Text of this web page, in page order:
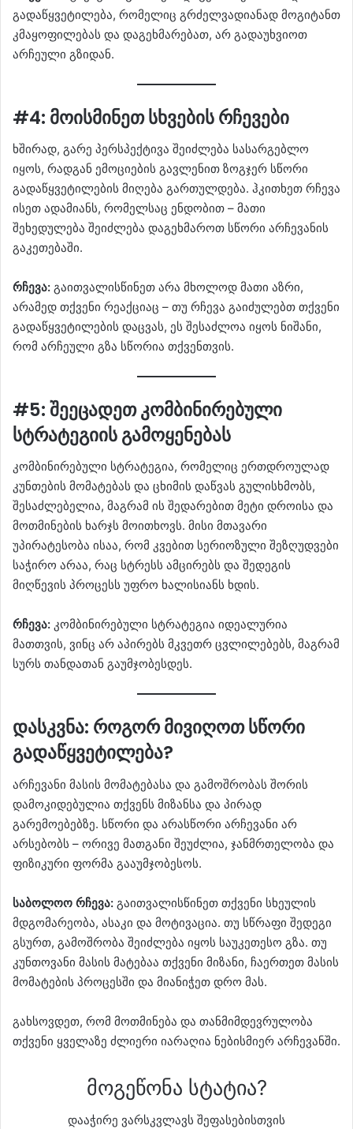
გადაწყვეტილება, რომელიც გრძელვადიანად მოგიტანთ
კმაყოფილებას და დაგეხმარებათ, არ გადაუხვიოთ
არჩეული გზიდან.
#4: მოისმინეთ სხვების რჩევები
ხშირად, გარე პერსპექტივა შეიძლება სასარგებლო
იყოს, რადგან ემოციების გავლენით ზოგჯერ სწორი
გადაწყვეტილების მიღება გართულდება. ჰკითხეთ რჩევა
ისეთ ადამიანს, რომელსაც ენდობით – მათი
შეხედულება შეიძლება დაგეხმაროთ სწორი არჩევანის
გაკეთებაში.
რჩევა: გაითვალისწინეთ არა მხოლოდ მათი აზრი,
არამედ თქვენი რეაქციაც – თუ რჩევა გაიძულებთ თქვენი
გადაწყვეტილების დაცვას, ეს შესაძლოა იყოს ნიშანი,
რომ არჩეული გზა სწორია თქვენთვის.
#5: შეეცადეთ კომბინირებული
სტრატეგიის გამოყენებას
კომბინირებული სტრატეგია, რომელიც ერთდროულად
კუნთების მომატებას და ცხიმის დაწვას გულისხმობს,
შესაძლებელია, მაგრამ ის შედარებით მეტი დროისა და
მოთმინების ხარჯს მოითხოვს. მისი მთავარი
უპირატესობა ისაა, რომ კვებით სერიოზული შეზღუდვები
საჭირო არაა, რაც სტრესს ამცირებს და შედეგის
მიღწევის პროცესს უფრო ხალისიანს ხდის.
რჩევა: კომბინირებული სტრატეგია იდეალურია
მათთვის, ვინც არ აპირებს მკვეთრ ცვლილებებს, მაგრამ
სურს თანდათან გაუმჯობესდეს.
დასკვნა: როგორ მივიღოთ სწორი
გადაწყვეტილება?
არჩევანი მასის მომატებასა და გამოშრობას შორის
დამოკიდებულია თქვენს მიზანსა და პირად
გარემოებებზე. სწორი და არასწორი არჩევანი არ
არსებობს – ორივე მათგანი შეუძლია, ჯანმრთელობა და
ფიზიკური ფორმა გააუმჯობესოს.
საბოლოო რჩევა: გაითვალისწინეთ თქვენი სხეულის
მდგომარეობა, ასაკი და მოტივაცია. თუ სწრაფი შედეგი
გსურთ, გამოშრობა შეიძლება იყოს საუკეთესო გზა. თუ
კუნთოვანი მასის მატებაა თქვენი მიზანი, ჩაერთეთ მასის
მომატების პროცესში და მიანიჭეთ დრო მას.
გახსოვდეთ, რომ მოთმინება და თანმიმდევრულობა
თქვენი ყველაზე ძლიერი იარაღია ნებისმიერ არჩევანში.
მოგეწონა სტატია?
დააჭირე ვარსკვლავს შეფასებისთვის